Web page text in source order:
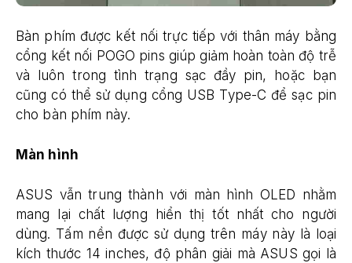
Bàn phím được kết nối trực tiếp với thân máy bằng
cổng kết nối POGO pins giúp giảm hoàn toàn độ trễ
và luôn trong tình trạng sạc đầy pin, hoặc bạn
cũng có thể sử dụng cổng USB Type-C để sạc pin
cho bàn phím này.
Màn hình
ASUS vẫn trung thành với màn hình OLED nhằm
mang lại chất lượng hiển thị tốt nhất cho người
dùng. Tấm nền được sử dụng trên máy này là loại
kích thước 14 inches, độ phân giải mà ASUS gọi là